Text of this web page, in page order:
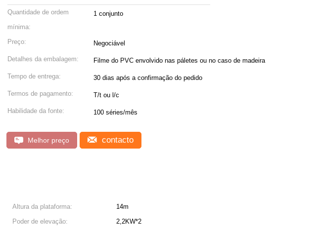
Quantidade de ordem
mínima:
1 conjunto
Preço: Negociável
Detalhes da embalagem: Filme do PVC envolvido nas páletes ou no caso de madeira
Tempo de entrega: 30 dias após a confirmação do pedido
Termos de pagamento: T/t ou l/c
Habilidade da fonte: 100 séries/mês
Melhor preço contacto
Altura da plataforma:
14m
Poder de elevação:
2,2KW*2